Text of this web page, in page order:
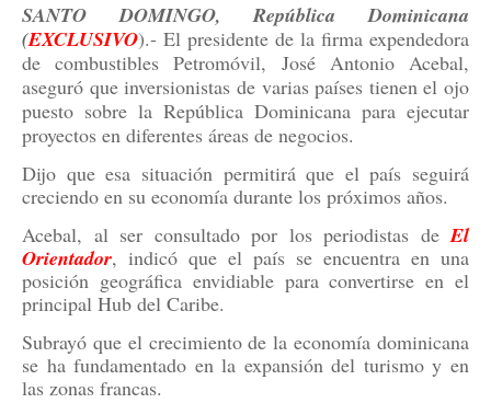
SANTO DOMINGO, República Dominicana
(EXCLUSIVO).- El presidente de la firma expendedora
de combustibles Petromóvil, José Antonio Acebal,
aseguró que inversionistas de varias países tienen el ojo
puesto sobre la República Dominicana para ejecutar
proyectos en diferentes áreas de negocios.
Dijo que esa situación permitirá que el país seguirá
creciendo en su economía durante los próximos años.
Acebal, al ser consultado por los periodistas deEl
Orientador, indicó que el país se encuentra en una
posición geográfica envidiable para convertirse en el
principal Hub del Caribe.
Subrayó que el crecimiento de la economía dominicana
se ha fundamentado en la expansión del turismo y en
las zonas francas.